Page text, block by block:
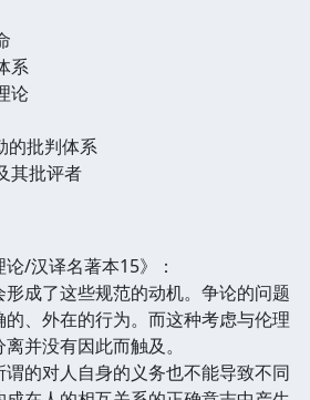
系
论
的批判体系
其批评者
/汉译名著本15》：
成了这些规范的动机。争论的问题
、外在的行为。而这种考虑与伦理
并没有因此而触及。
的对人自身的义务也不能导致不同